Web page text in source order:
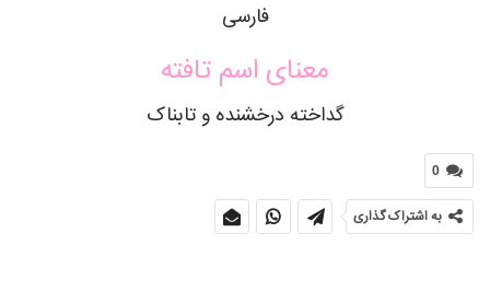
فارسی
معنای اسم تافته
گداخته درخشنده و تابناک
0
به اشتراک گذاری